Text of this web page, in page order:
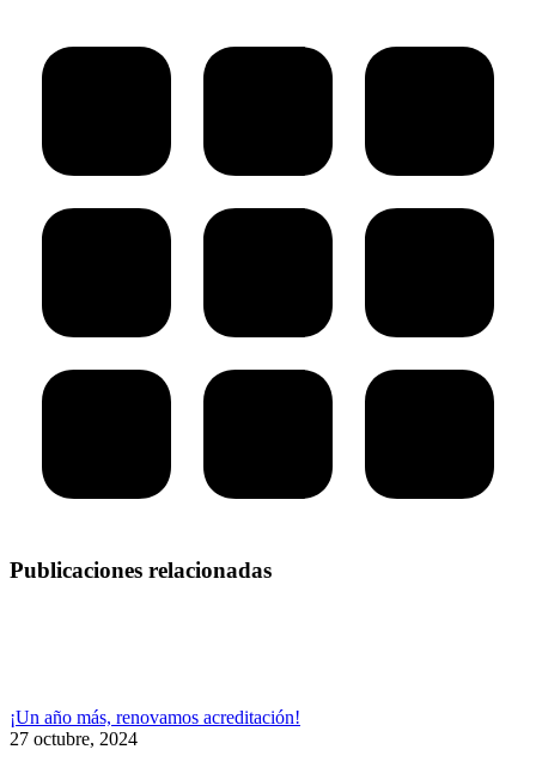
Publicaciones relacionadas
¡Un año más, renovamos acreditación!
27 octubre, 2024